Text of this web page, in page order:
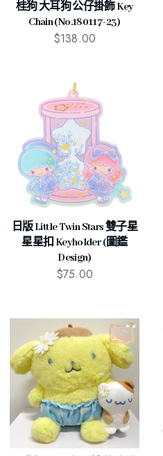
桂狗 大耳狗 公仔掛飾 Key
Chain (No.180117-23)
$138.00
日版 Little Twin Stars 雙子星
星星扣 Keyholder (圖鑑
Design)
$75.00